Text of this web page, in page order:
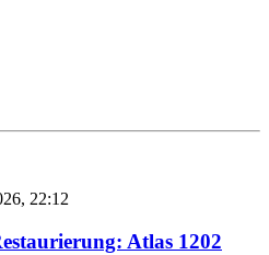
22:12
Atlas 1202